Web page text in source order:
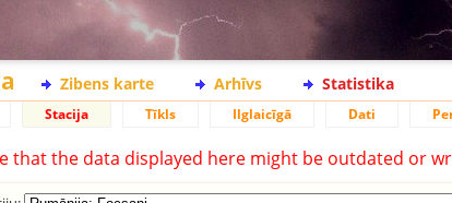
Zibens karte Arhīvs Statistika
Stacija Tīkls Ilglaicīgā Dati
that the data displayed here might be outdated or